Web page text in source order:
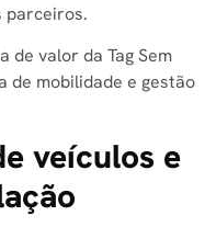
parceiros.
de valor da Tag Sem
de mobilidade e gestão
veículos e